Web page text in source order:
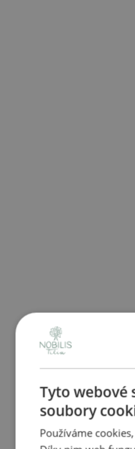
Tyto webové
soubory
Používáme